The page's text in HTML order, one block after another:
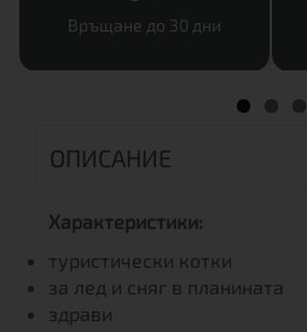
Връщане до 30 дни
ОПИСАНИЕ
Характеристики:
туристически котки
за лед и сняг в планината
здрави